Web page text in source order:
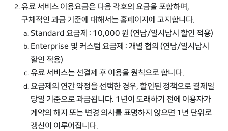
유료 서비스 이용요금은 다음 각호의 요금을 포함하며,
구체적인 과금 기준에 대해서는 홈페이지에 고지합니다.
Standard 요금제 : 10,000 원 (연납/일시납시 할인 적용)
Enterprise 및 커스텀 요금제 : 개별 협의 (연납/일시납시
할인 적용)
유료 서비스는 선결제 후 이용을 원칙으로 합니다.
요금제의 연간 약정을 선택한 경우, 할인된 정책으로 결제일
당일 기준으로 과금됩니다. 1년이 도래하기 전에 이용자가
계약의 해지 또는 변경 의사를 표명하지 않으면 1년 단위로
갱신이 이루어집니다.